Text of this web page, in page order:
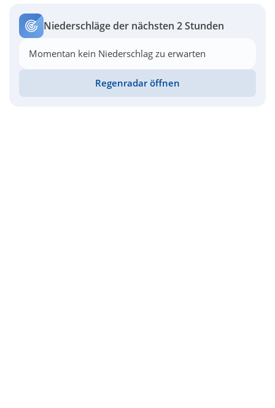
Niederschläge der nächsten 2 Stunden
Momentan kein Niederschlag zu erwarten
Regenradar öffnen